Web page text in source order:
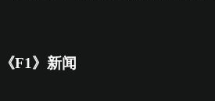
《F1》新闻